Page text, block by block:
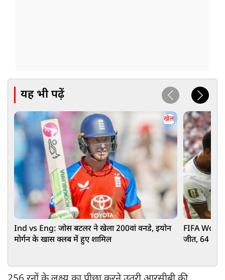
यह भी पढ़ें
खेल
Ind vs Eng: जोस बटलर ने खेला 200वां वनडे, इयोन
मोर्गन के खास क्लब में हुए शामिल
FIFA World
जीत, 64 साल